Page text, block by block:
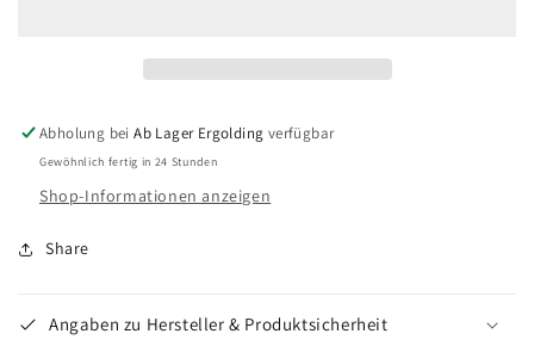
Abholung beiAb Lager Ergolding verfügbar
Gewöhnlich fertig in 24 Stunden
Shop-Informationen anzeigen
Share
Angaben zu Hersteller & Produktsicherheit